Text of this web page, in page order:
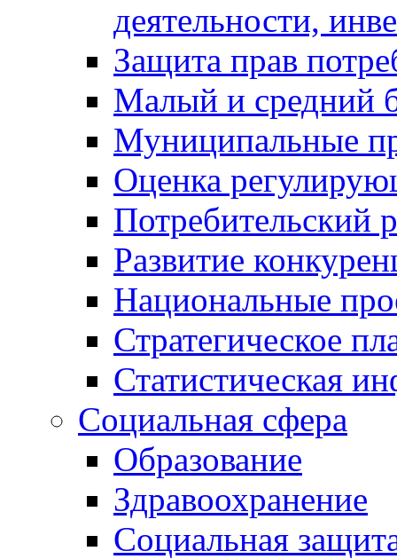
деятельности,
Защита прав
Малый и средний
Муниципальные
Оценка
Потребительский
Развитие
Национальные
Стратегическое
Статистическая
Социальная сфера
Образование
Здравоохранение
Социальная